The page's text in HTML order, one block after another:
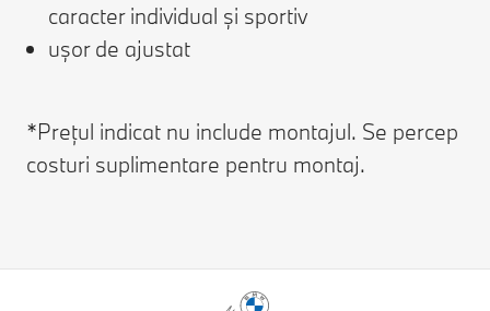
caracter individual și sportiv
ușor de ajustat
*Prețul indicat nu include montajul. Se percep
costuri suplimentare pentru montaj.